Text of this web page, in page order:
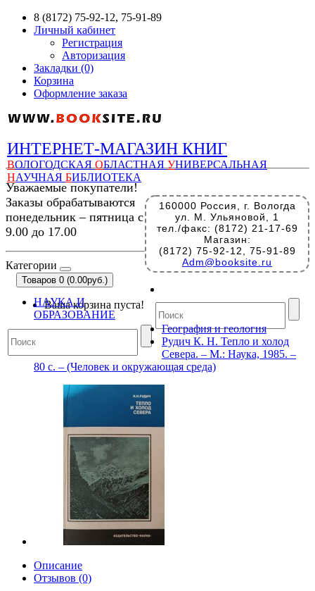
8 (8172) 75-92-12, 75-91-89
Личный кабинет
Регистрация
Авторизация
Закладки (0)
Корзина
Оформление заказа
ИНТЕРНЕТ-МАГАЗИН КНИГ
ВОЛОГОДСКАЯ ОБЛАСТНАЯ УНИВЕРСАЛЬНАЯ
НАУЧНАЯ БИБЛИОТЕКА
160000 Россия, г. Вологда
ул. М. Ульяновой, 1
тел./факс: (8172) 21-17-69
Магазин:
(8172) 75-92-12, 75-91-89
Adm@booksite.ru
Уважаемые покупатели!
Заказы обрабатываются
понедельник – пятница с
9.00 до 17.00
Категории
Товаров 0 (0.00руб.)
Ваша корзина пуста!
НАУКА И
ОБРАЗОВАНИЕ
География и геология
Рудич К. Н. Тепло и холод
Севера. – М.: Наука, 1985. –
80 с. – (Человек и окружающая среда)
Описание
Отзывов (0)